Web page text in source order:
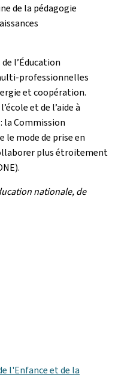
de la pédagogie
l’Éducation
professionnelles
et coopération.
et de l’aide à
la Commission
le mode de prise en
plus étroitement
nationale, de
l'Enfance et de la